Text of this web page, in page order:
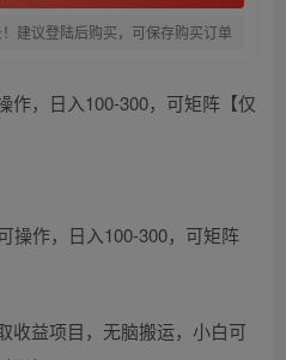
建议登陆后购买，可保存购买订单
作，日入100-300，可矩阵【仅
收益项目，无脑搬运，小白可